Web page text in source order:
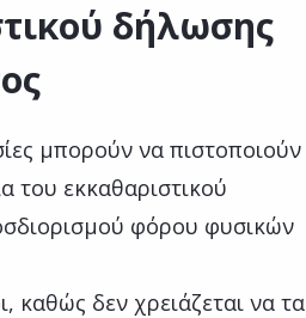
δήλωσης
μπορούν να πιστοποιούν
του εκκαθαριστικού
φόρου φυσικών
καθώς δεν χρειάζεται να τα